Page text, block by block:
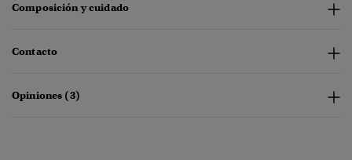
Composición y cuidado
Contacto
Opiniones (3)